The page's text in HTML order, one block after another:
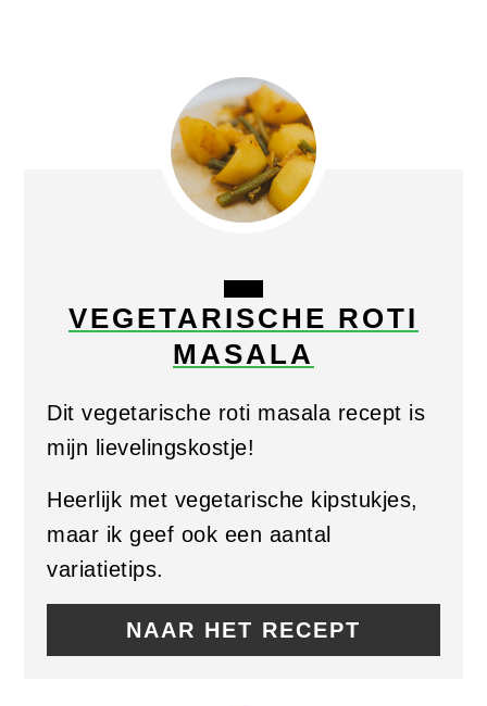
CREATE
PINTEREST
PIN
VEGETARISCHE ROTI
MASALA
Dit vegetarische roti masala recept is
mijn lievelingskostje!
Heerlijk met vegetarische kipstukjes,
maar ik geef ook een aantal
variatietips.
NAAR HET RECEPT